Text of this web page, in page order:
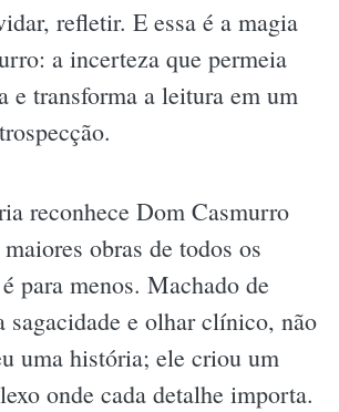
refletir. E essa é a magia
a incerteza que permeia
e transforma a leitura em um
reconhece Dom Casmurro
obras de todos os
para menos. Machado de
sagacidade e olhar clínico, não
uma história; ele criou um
onde cada detalhe importa.